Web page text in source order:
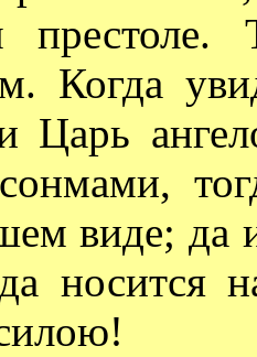
Когда
Царь
виде; да
носится